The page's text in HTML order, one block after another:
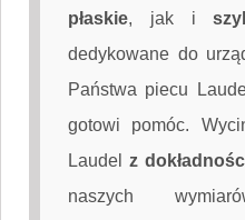
płaskie, jak i
dedykowane do
Państwa piecu
gotowi pomóc.
Laudelz
naszych